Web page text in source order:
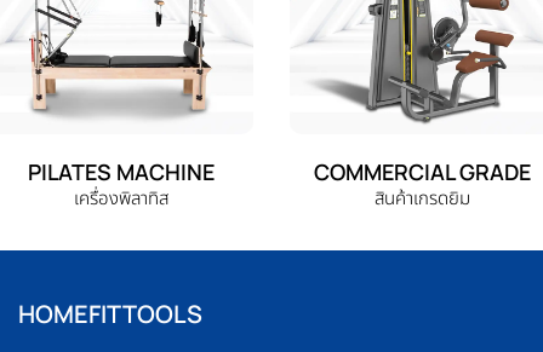
PILATES MACHINE
เครื่องพิลาทิส
COMMERCIAL GRADE
สินค้าเกรดยิม
HOMEFITTOOLS